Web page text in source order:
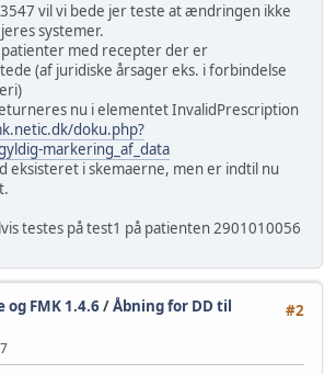
vil vi bede jer teste at ændringen ikke
systemer.
med recepter der er
(af juridiske årsager eks. i forbindelse
nu i elementet InvalidPrescription
doku.php?
markering_af_data
eksisteret i skemaerne, men er indtil nu
testes på test1 på patienten 2901010056
#2
FMK 1.4.6/Åbning for DD til